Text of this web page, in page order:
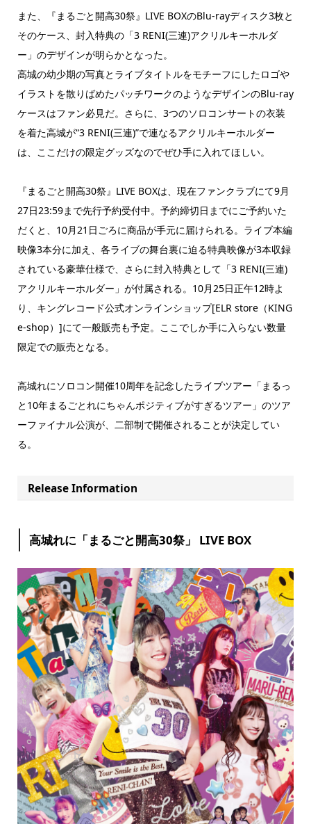
また、『まるごと開高30祭』LIVE BOXのBlu-rayディスク3枚と
そのケース、封入特典の「3 RENI(三連)アクリルキーホルダ
ー」のデザインが明らかとなった。
高城の幼少期の写真とライブタイトルをモチーフにしたロゴや
イラストを散りばめたパッチワークのようなデザインのBlu-ray
ケースはファン必見だ。さらに、3つのソロコンサートの衣装
を着た高城が“3 RENI(三連)”で連なるアクリルキーホルダー
は、ここだけの限定グッズなのでぜひ手に入れてほしい。
『まるごと開高30祭』LIVE BOXは、現在ファンクラブにて9月
27日23:59まで先行予約受付中。予約締切日までにご予約いた
だくと、10月21日ごろに商品が手元に届けられる。ライブ本編
映像3本分に加え、各ライブの舞台裏に迫る特典映像が3本収録
されている豪華仕様で、さらに封入特典として「3 RENI(三連)
アクリルキーホルダー」が付属される。10月25日正午12時よ
り、キングレコード公式オンラインショップ[ELR store（KING
e-shop）]にて一般販売も予定。ここでしか手に入らない数量
限定での販売となる。
高城れにソロコン開催10周年を記念したライブツアー「まるっ
と10年まるごとれにちゃんポジティブがすぎるツアー」のツア
ーファイナル公演が、二部制で開催されることが決定してい
る。
Release Information
高城れに「まるごと開高30祭」 LIVE BOX